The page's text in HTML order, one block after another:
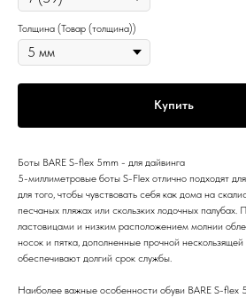
Толщина (Товар (толщина))
Купить
Боты BARE S-flex 5mm - для дайвинга
5-миллиметровые боты S-Flex отлично подходят
для того, чтобы чувствовать себя как дома на
песчаных пляжах или скользких лодочных
ластовицами и низким расположением молнии
носок и пятка, дополненные прочной
обеспечивают долгий срок службы.
Наиболее важные особенности обуви BARE S-flex